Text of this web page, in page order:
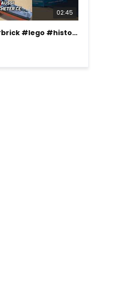
02:45
Cobi USS kidd #cobi #brick #lego #history #ww2